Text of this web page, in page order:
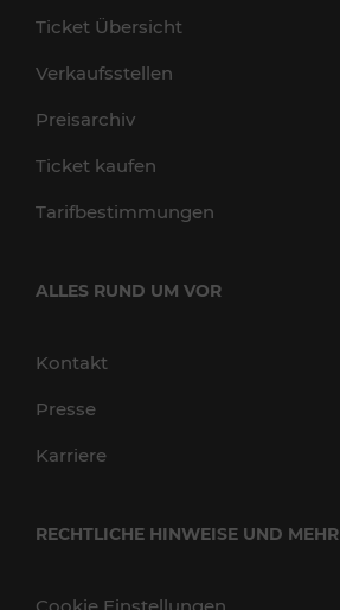
Ticket Übersicht
Verkaufsstellen
Preisarchiv
Ticket kaufen
Tarifbestimmungen
ALLES RUND UM VOR
Kontakt
Presse
Karriere
RECHTLICHE HINWEISE UND MEHR